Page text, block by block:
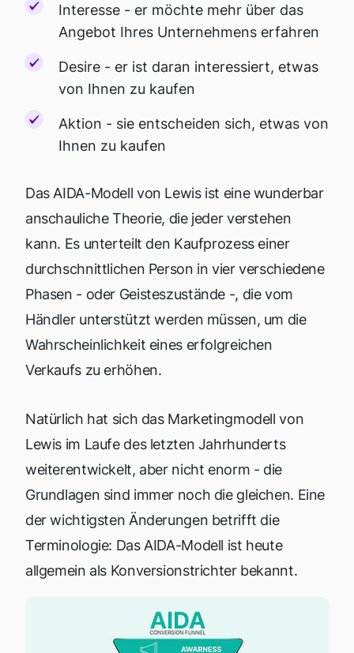
Interesse - er möchte mehr über das
Angebot Ihres Unternehmens erfahren
Desire - er ist daran interessiert, etwas
von Ihnen zu kaufen
Aktion - sie entscheiden sich, etwas von
Ihnen zu kaufen
Das AIDA-Modell von Lewis ist eine wunderbar
anschauliche Theorie, die jeder verstehen
kann. Es unterteilt den Kaufprozess einer
durchschnittlichen Person in vier verschiedene
Phasen - oder Geisteszustände -, die vom
Händler unterstützt werden müssen, um die
Wahrscheinlichkeit eines erfolgreichen
Verkaufs zu erhöhen.
Natürlich hat sich das Marketingmodell von
Lewis im Laufe des letzten Jahrhunderts
weiterentwickelt, aber nicht enorm - die
Grundlagen sind immer noch die gleichen. Eine
der wichtigsten Änderungen betrifft die
Terminologie: Das AIDA-Modell ist heute
allgemein als Konversionstrichter bekannt.